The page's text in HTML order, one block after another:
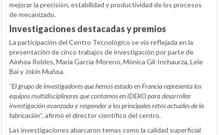
mejorar la precisión, estabilidad y productividad de los procesos
de mecanizado.
Investigaciones destacadas y premios
La participación del Centro Tecnológico se vio reflejada en la
presentación de cinco trabajos de investigación por parte de
Ainhoa Robles, María García-Moreno, Mónica Gil-Inchaurza, Lele
Bai y Jokin Muñoa.
"El grupo de investigadores que hemos estado en Francia representa los
equipos multidisciplinares que contamos en IDEKO para desarrollar
investigación avanzada y responder a los principales retos actuales de la
fabricación", afirmó el director científico del centro.
Las investigaciones abarcaron temas como la calidad superficial